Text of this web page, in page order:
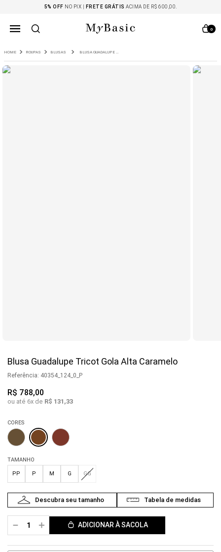
5% OFF NO PIX | FRETE GRÁTIS ACIMA DE R$ 600,00.
0
ROUPAS BLUSAS BLUSA GUADALUPE TRICOT GOLA ALTA CARAMELO
Blusa Guadalupe Tricot Gola Alta Caramelo
Referência: 40354_124_0_P
R$ 788,00
ou até 6x de R$ 131,33
CORES
TAMANHO
PP P M G GG
＋
－ ADICIONAR À SACOLA